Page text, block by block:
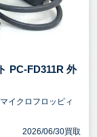
PC-FD311R 外
イクロフロッピィ
2026/06/30買取